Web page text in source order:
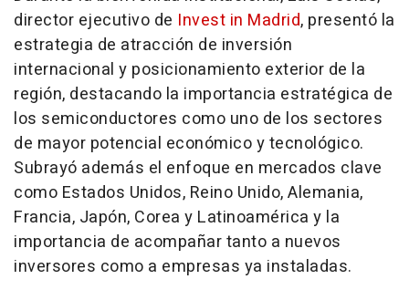
director ejecutivo de Invest in Madrid, presentó la
estrategia de atracción de inversión
internacional y posicionamiento exterior de la
región, destacando la importancia estratégica de
los semiconductores como uno de los sectores
de mayor potencial económico y tecnológico.
Subrayó además el enfoque en mercados clave
como Estados Unidos, Reino Unido, Alemania,
Francia, Japón, Corea y Latinoamérica y la
importancia de acompañar tanto a nuevos
inversores como a empresas ya instaladas.